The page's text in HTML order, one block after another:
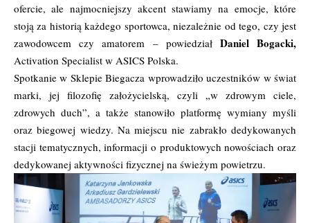
ofercie, ale najmocniejszy akcent stawiamy na emocje, które
stoją za historią każdego sportowca, niezależnie od tego, czy jest
zawodowcem czy amatorem – powiedział Daniel Bogacki,
Activation Specialist w ASICS Polska.
Spotkanie w Sklepie Biegacza wprowadziło uczestników w świat
marki, jej filozofię założycielską, czyli „w zdrowym ciele,
zdrowych duch”, a także stanowiło platformę wymiany myśli
oraz biegowej wiedzy. Na miejscu nie zabrakło dedykowanych
stacji tematycznych, informacji o produktowych nowościach oraz
dedykowanej aktywności fizycznej na świeżym powietrzu.